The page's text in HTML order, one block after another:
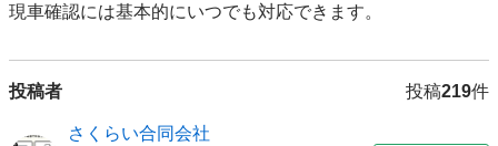
現車確認には基本的にいつでも対応できます。
投稿者 投稿219件
さくらい合同会社